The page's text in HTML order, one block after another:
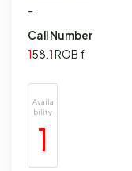
-
Call Number
158. 1ROB f
Availa
bility
1